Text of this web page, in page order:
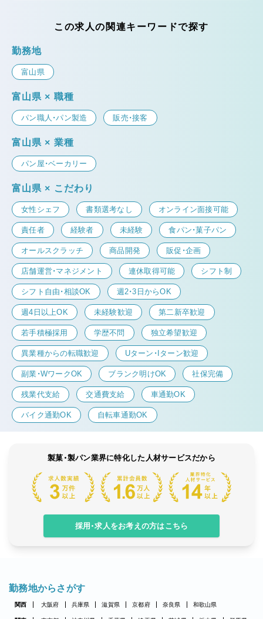
この求人の関連キーワードで探す
勤務地
富山県
富山県 × 職種
パン職人・パン製造 販売・接客
富山県 × 業種
パン屋・ベーカリー
富山県 × こだわり
女性シェフ 書類選考なし オンライン面接可能
責任者 経験者 未経験 食パン・菓子パン
オールスクラッチ 商品開発 販促・企画
店舗運営・マネジメント 連休取得可能 シフト制
シフト自由・相談OK 週2・3日からOK
週4日以上OK 未経験歓迎 第二新卒歓迎
若手積極採用 学歴不問 独立希望歓迎
異業種からの転職歓迎 Uターン・Iターン歓迎
副業・WワークOK ブランク明けOK 社保完備
残業代支給 交通費支給 車通勤OK
バイク通勤OK 自転車通勤OK
製菓・製パン業界に特化した人材サービスだから
採用・求人をお考えの方はこちら
勤務地からさがす
関西 大阪府 兵庫県 滋賀県 京都府 奈良県 和歌山県